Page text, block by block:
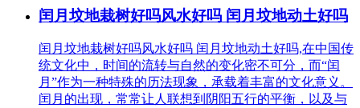
闰月坟地栽树好吗风水好吗 闰月坟地动土好吗
闰月坟地栽树好吗风水好吗 闰月坟地动土好吗,在中国传
统文化中，时间的流转与自然的变化密不可分，而“闰
月”作为一种特殊的历法现象，承载着丰富的文化意义。
闰月的出现，常常让人联想到阴阳五行的平衡，以及与